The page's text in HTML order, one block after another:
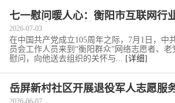
七一慰问暖人心：衡阳市互联网行
愿者老党员吴玉检
2026-07-03
在中国共产党成立105周年之际，7月1日，中
员会工作人员来到“衡阳群众”网络志愿者、
慰问，向他送去组织的关怀与...
[详细]
岳屏新村社区开展退役军人志愿服
2026-06-07